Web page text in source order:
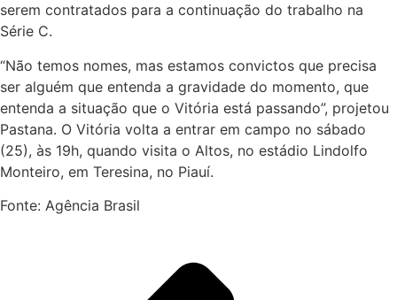
serem contratados para a continuação do trabalho na
Série C.
“Não temos nomes, mas estamos convictos que precisa
ser alguém que entenda a gravidade do momento, que
entenda a situação que o Vitória está passando”, projetou
Pastana. O Vitória volta a entrar em campo no sábado
(25), às 19h, quando visita o Altos, no estádio Lindolfo
Monteiro, em Teresina, no Piauí.
Fonte: Agência Brasil